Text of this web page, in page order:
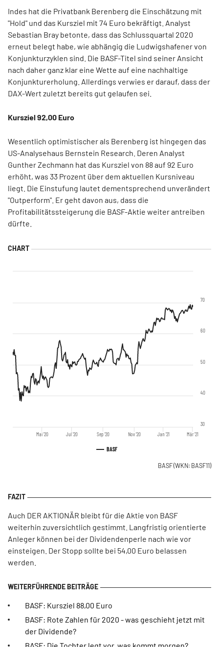
Indes hat die Privatbank Berenberg die Einschätzung mit
"Hold" und das Kursziel mit 74 Euro bekräftigt. Analyst
Sebastian Bray betonte, dass das Schlussquartal 2020
erneut belegt habe, wie abhängig die Ludwigshafener von
Konjunkturzyklen sind. Die BASF-Titel sind seiner Ansicht
nach daher ganz klar eine Wette auf eine nachhaltige
Konjunkturerholung. Allerdings verwies er darauf, dass der
DAX-Wert zuletzt bereits gut gelaufen sei.
Kursziel 92,00 Euro
Wesentlich optimistischer als Berenberg ist hingegen das
US-Analysehaus Bernstein Research. Deren Analyst
Gunther Zechmann hat das Kursziel von 88 auf 92 Euro
erhöht, was 33 Prozent über dem aktuellen Kursniveau
liegt. Die Einstufung lautet dementsprechend unverändert
"Outperform". Er geht davon aus, dass die
Profitabilitätssteigerung die BASF-Aktie weiter antreiben
dürfte.
BASF
Mai '20 Jul '20 Sep '20 Nov '20 Jan '21 Mär '21
30
40
50
60
70
BASF(WKN: BASF11)
Auch DER AKTIONÄR bleibt für die Aktie von BASF
weiterhin zuversichtlich gestimmt. Langfristig orientierte
Anleger können bei der Dividendenperle nach wie vor
einsteigen. Der Stopp sollte bei 54,00 Euro belassen
werden.
BASF: Kursziel 88,00 Euro
BASF: Rote Zahlen für 2020 - was geschieht jetzt mit
der Dividende?